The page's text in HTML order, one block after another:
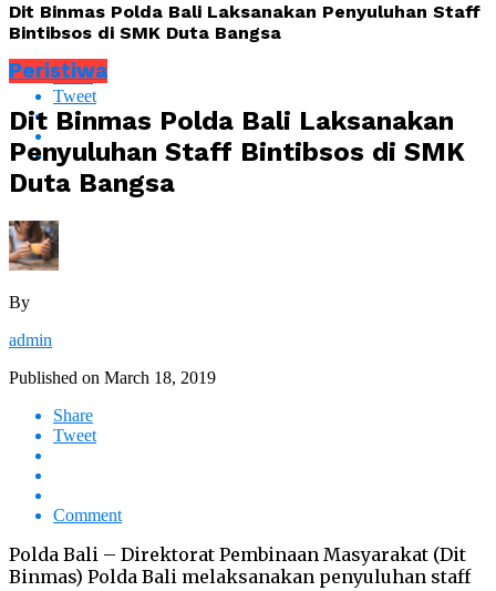
Dit Binmas Polda Bali Laksanakan Penyuluhan Staff
Bintibsos di SMK Duta Bangsa
Share
Tweet
Peristiwa
Dit Binmas Polda Bali Laksanakan
Penyuluhan Staff Bintibsos di SMK
Duta Bangsa
By
admin
Published on March 18, 2019
Share
Tweet
Comment
Polda Bali – Direktorat Pembinaan Masyarakat (Dit
Binmas) Polda Bali melaksanakan penyuluhan staff